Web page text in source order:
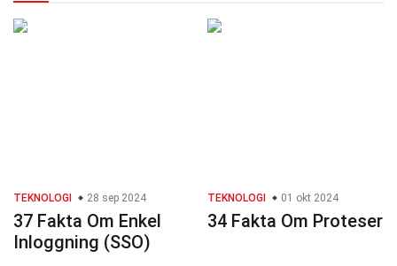
TEKNOLOGI 28 sep 2024
37 Fakta Om Enkel
Inloggning (SSO)
TEKNOLOGI 01 okt 2024
34 Fakta Om Proteser